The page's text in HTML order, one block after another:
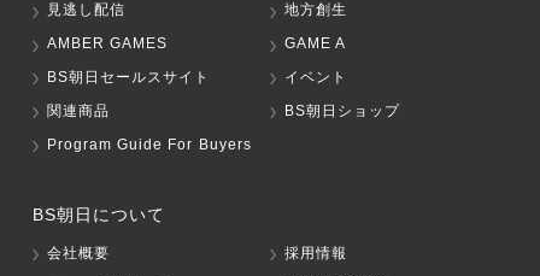
見逃し配信
地方創生
AMBER GAMES
GAME A
BS朝日セールスサイト
イベント
関連商品
BS朝日ショップ
Program Guide For Buyers
BS朝日について
会社概要
採用情報